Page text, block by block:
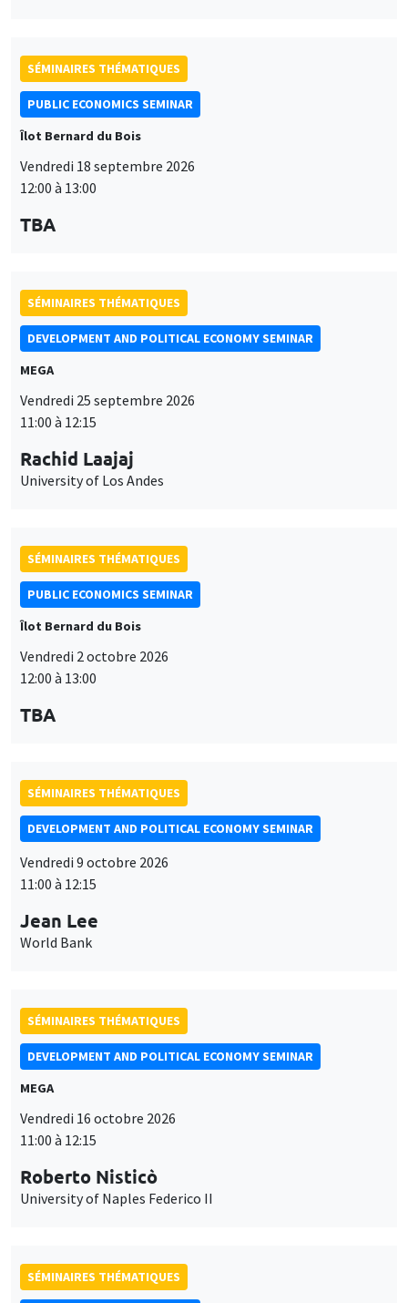
SÉMINAIRES THÉMATIQUES
PUBLIC ECONOMICS SEMINAR
Îlot Bernard du Bois
Vendredi 18 septembre 2026
12:00 à 13:00
TBA
SÉMINAIRES THÉMATIQUES
DEVELOPMENT AND POLITICAL ECONOMY SEMINAR
MEGA
Vendredi 25 septembre 2026
11:00 à 12:15
Rachid Laajaj
University of Los Andes
SÉMINAIRES THÉMATIQUES
PUBLIC ECONOMICS SEMINAR
Îlot Bernard du Bois
Vendredi 2 octobre 2026
12:00 à 13:00
TBA
SÉMINAIRES THÉMATIQUES
DEVELOPMENT AND POLITICAL ECONOMY SEMINAR
Vendredi 9 octobre 2026
11:00 à 12:15
Jean Lee
World Bank
SÉMINAIRES THÉMATIQUES
DEVELOPMENT AND POLITICAL ECONOMY SEMINAR
MEGA
Vendredi 16 octobre 2026
11:00 à 12:15
Roberto Nisticò
University of Naples Federico II
SÉMINAIRES THÉMATIQUES